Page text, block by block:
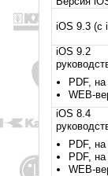
iOS 9.3 (с
iOS 9.2
PDF,
WEB-
iOS 8.4
PDF,
PDF,
WEB-